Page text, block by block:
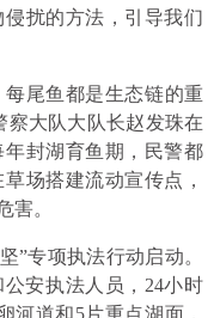
扰的方法，引导我们
每尾鱼都是生态链的重
察大队大队长赵发珠在
封湖育鱼期，民警都
场搭建流动宣传点，
害。
”专项执法行动启动。
安执法人员，24小时
河道和5片重点湖面，